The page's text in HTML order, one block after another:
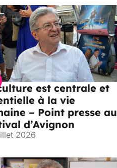
est centrale et
à la vie
– Point presse au
d’Avignon
2026